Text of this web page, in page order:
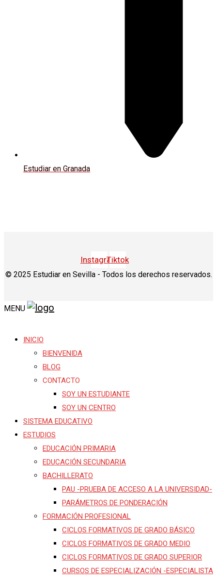
Estudiar en Granada
InstagramTiktok
© 2025 Estudiar en Sevilla - Todos los derechos reservados.
MENU
INICIO
BIENVENIDA
BLOG
CONTACTO
SOY UN ESTUDIANTE
SOY UN CENTRO
SISTEMA EDUCATIVO
ESTUDIOS
EDUCACIÓN PRIMARIA
EDUCACIÓN SECUNDARIA
BACHILLERATO
PAU -PRUEBA DE ACCESO A LA UNIVERSIDAD-
PARÁMETROS DE PONDERACIÓN
FORMACIÓN PROFESIONAL
CICLOS FORMATIVOS DE GRADO BÁSICO
CICLOS FORMATIVOS DE GRADO MEDIO
CICLOS FORMATIVOS DE GRADO SUPERIOR
CURSOS DE ESPECIALIZACIÓN -ESPECIALISTA